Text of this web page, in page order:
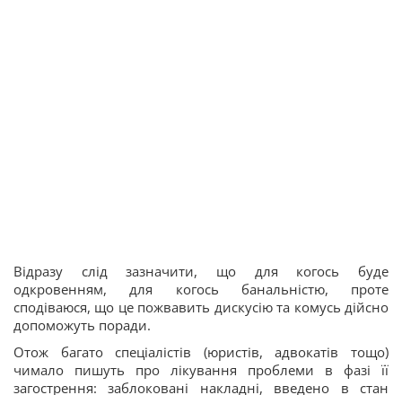
Відразу слід зазначити, що для когось буде
одкровенням, для когось банальністю, проте
сподіваюся, що це пожвавить дискусію та комусь дійсно
допоможуть поради.
Отож багато спеціалістів (юристів, адвокатів тощо)
чимало пишуть про лікування проблеми в фазі її
загострення: заблоковані накладні, введено в стан